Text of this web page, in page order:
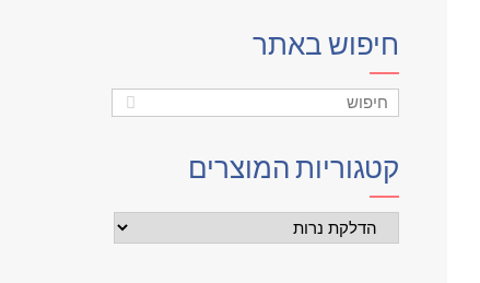
חיפוש באתר
קטגוריות המוצרים